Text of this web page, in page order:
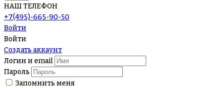
НАШ ТЕЛЕФОН
+7(495)-665-90-50
Войти
Войти
Создать аккаунт
Логин и email
Пароль
Запомнить меня